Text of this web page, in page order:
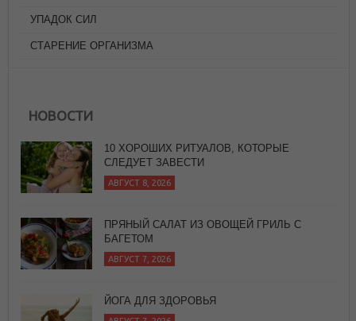
УПАДОК СИЛ
СТАРЕНИЕ ОРГАНИЗМА
НОВОСТИ
ПРЯНЫЙ САЛАТ ИЗ ОВОЩЕЙ ГРИЛЬ С
БАГЕТОМ
ЙОГА ДЛЯ ЗДОРОВЬЯ
АВГУСТ 7, 2026
ЖАРЕНЫЙ РИС